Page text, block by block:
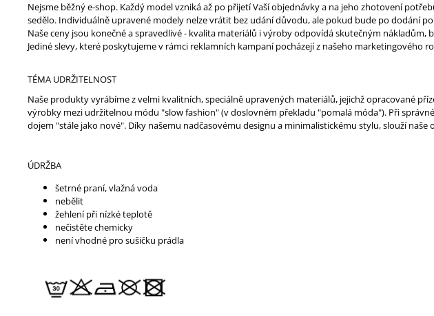
Nejsme běžný e-shop. Každý model vzniká až po přijetí Vaší objednávky a na jeho zhotovení
sedělo. Individuálně upravené modely nelze vrátit bez udání důvodu, ale pokud bude po dodání
Naše ceny jsou konečné a spravedlivé - kvalita materiálů i výroby odpovídá skutečným nákladům,
Jediné slevy, které poskytujeme v rámci reklamních kampaní pocházejí z našeho marketingového
TÉMA UDRŽITELNOST
Naše produkty vyrábíme z velmi kvalitních, speciálně upravených materiálů, jejichž opracované
výrobky mezi udržitelnou módu "slow fashion" (v doslovném překladu "pomalá móda"). Při
dojem "stále jako nové". Díky našemu nadčasovému designu a minimalistickému stylu, slouží
ÚDRŽBA
šetrné praní, vlažná voda
nebělit
žehlení při nízké teplotě
nečistěte chemicky
není vhodné pro sušičku prádla